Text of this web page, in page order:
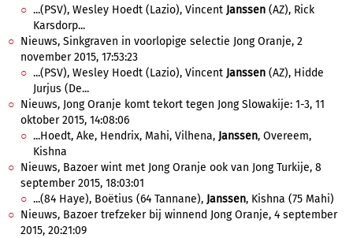
...(PSV), Wesley Hoedt (Lazio), Vincent Janssen (AZ), Rick
Karsdorp...
Nieuws, Sinkgraven in voorlopige selectie Jong Oranje, 2
november 2015, 17:53:23
...(PSV), Wesley Hoedt (Lazio), Vincent Janssen (AZ), Hidde
Jurjus (De...
Nieuws, Jong Oranje komt tekort tegen Jong Slowakije: 1-3, 11
oktober 2015, 14:08:06
...Hoedt, Ake, Hendrix, Mahi, Vilhena, Janssen, Overeem,
Kishna
Nieuws, Bazoer wint met Jong Oranje ook van Jong Turkije, 8
september 2015, 18:03:01
...(84 Haye), Boëtius (64 Tannane), Janssen, Kishna (75 Mahi)
Nieuws, Bazoer trefzeker bij winnend Jong Oranje, 4 september
2015, 20:21:09